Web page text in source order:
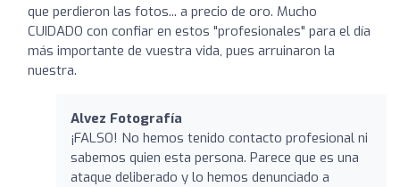
que perdieron las fotos... a precio de oro. Mucho
CUIDADO con confiar en estos "profesionales" para el día
más importante de vuestra vida, pues arruinaron la
nuestra.
Alvez Fotografía
¡FALSO! No hemos tenido contacto profesional ni
sabemos quien esta persona. Parece que es una
ataque deliberado y lo hemos denunciado a